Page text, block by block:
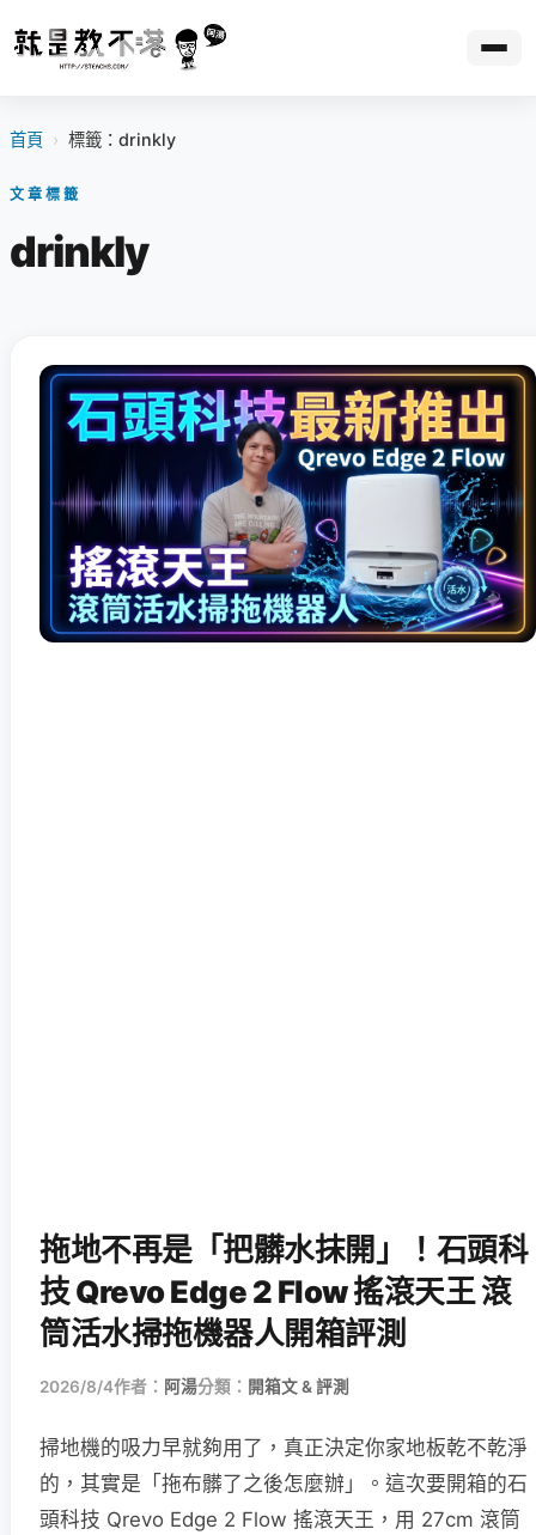
首頁 › 標籤：drinkly
文章標籤
drinkly
拖地不再是「把髒水抹開」！石頭科
技 Qrevo Edge 2 Flow 搖滾天王 滾
筒活水掃拖機器人開箱評測
2026/8/4作者： 阿湯分類： 開箱文 & 評測
掃地機的吸力早就夠用了，真正決定你家地板乾不乾淨
的，其實是「拖布髒了之後怎麼辦」。這次要開箱的石
頭科技 Qrevo Edge 2 Flow 搖滾天王，用 27cm 滾筒